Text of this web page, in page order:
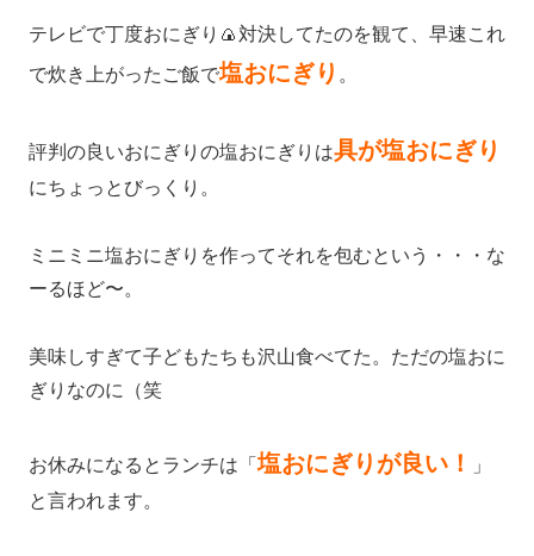
テレビで丁度おにぎり🍙対決してたのを観て、早速これ
で炊き上がったご飯で塩おにぎり 。
評判の良いおにぎりの塩おにぎりは具が塩おにぎり
にちょっとびっくり。
ミニミニ塩おにぎりを作ってそれを包むという・・・な
ーるほど〜。
美味しすぎて子どもたちも沢山食べてた。ただの塩おに
ぎりなのに（笑
お休みになるとランチは「塩おにぎりが良い！
」
と言われます。